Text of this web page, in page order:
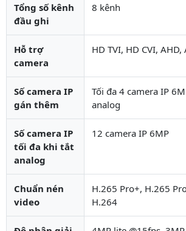
Tổng số kênh
đầu ghi
8 kênh
Hỗ trợ
camera
HD TVI, HD CVI, AHD,
Số camera IP
gán thêm
Tối đa 4 camera IP
analog
Số camera IP
tối đa khi tắt
analog
12 camera IP 6MP
Chuẩn nén
video
H.265 Pro+, H.265
H.264